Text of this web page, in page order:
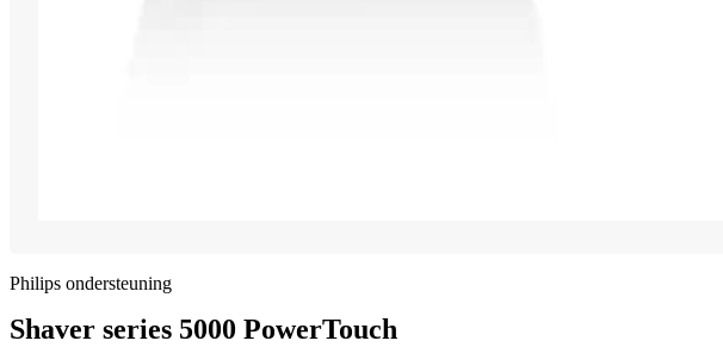
Philips ondersteuning
Shaver series 5000 PowerTouch